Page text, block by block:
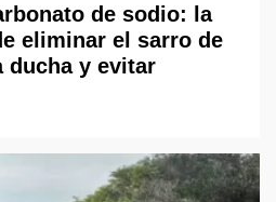
de sodio: la
eliminar el sarro de
ducha y evitar